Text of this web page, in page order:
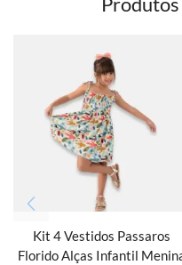
Kit 4 Vestidos Passaros
Florido Alças Infantil